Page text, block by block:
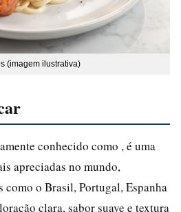
(imagem ilustrativa)
conhecido como , é uma
apreciadas no mundo,
como o Brasil, Portugal, Espanha
clara, sabor suave e textura